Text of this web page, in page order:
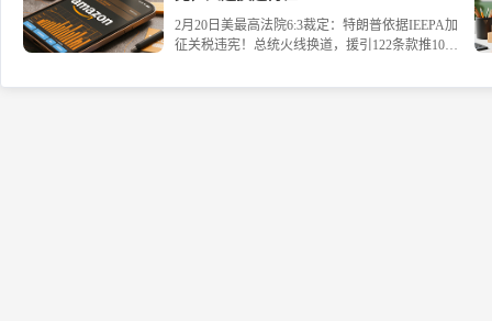
#跨境电商
2月20日美最高法院6:3裁定：特朗普依据IEEPA加
征关税违宪！总统火线换道，援引122条款推10%
家企业起诉追讨1750亿美元退税，联邦快递、欧莱